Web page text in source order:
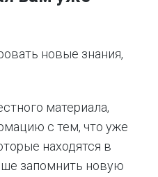
новые знания,
материала,
с тем, что уже
находятся в
запомнить новую